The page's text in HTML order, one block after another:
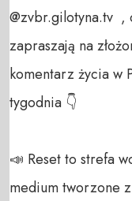
@zvbr.gilotyna.tv  ,
zapraszają na
komentarz życia w
tygodnia 👇
📣 Reset to strefa
medium tworzone